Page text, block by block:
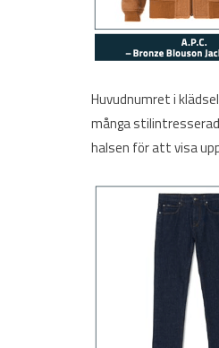
Huvudnumret i
många
halsen för att visa